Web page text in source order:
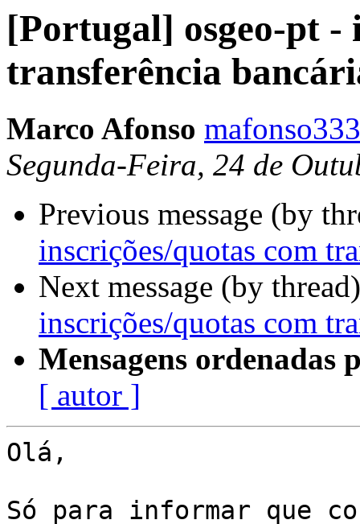
[Portugal] osgeo-pt -
transferência
Marco Afonso
Segunda-Feira, 24 de
Previous message (by
inscrições/quotas com
Next message (by
inscrições/quotas com
Mensagens ordenadas
[ autor ]
Olá,
Só para informar que